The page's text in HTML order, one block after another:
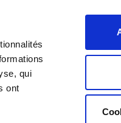
qui
ont
Français
Politique Société